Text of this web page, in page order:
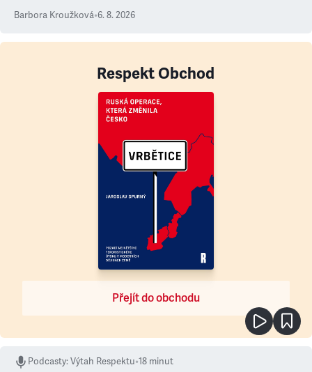
Barbora Kroužková•6. 8. 2026
Respekt Obchod
Přejít do obchodu
Podcasty:Výtah Respektu•18 minut